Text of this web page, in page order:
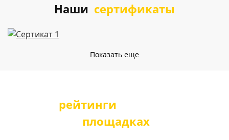
Наши сертификаты
Показать еще
рейтинги
площадках